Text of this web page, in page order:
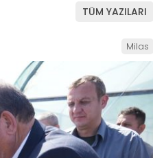
TÜM YAZILARI
Milas